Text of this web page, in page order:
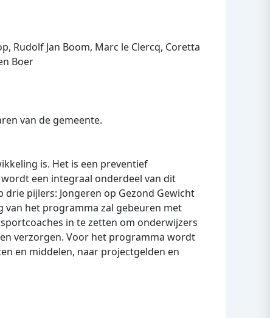
Rudolf Jan Boom, Marc le Clercq, Coretta
Boer
van de gemeente.
is. Het is een preventief
een integraal onderdeel van dit
pijlers: Jongeren op Gezond Gewicht
van het programma zal gebeuren met
in te zetten om onderwijzers
verzorgen. Voor het programma wordt
en middelen, naar projectgelden en